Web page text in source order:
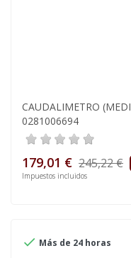
CAUDALIMETRO
0281006694
179,01 € 245,22 €
Impuestos incluidos
 Más de 24 horas